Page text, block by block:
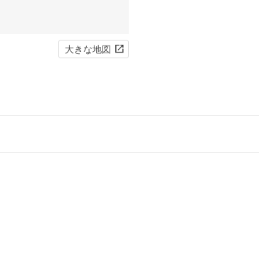
大きな地図